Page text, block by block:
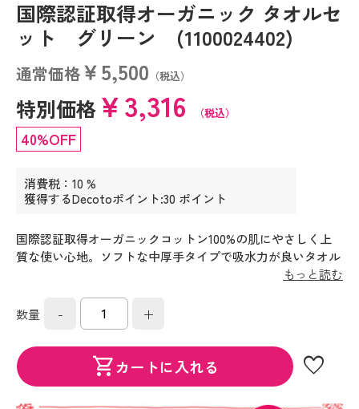
国際認証取得オーガニック タオルセ
ット グリーン (1100024402)
通常価格￥5,500 （税込）
特別価格￥3,316 （税込）
40%OFF
消費税：10 %
獲得するDecotoポイント:30 ポイント
国際認証取得オーガニックコットン100%の肌にやさしく上
質な使い心地。ソフトな中厚手タイプで吸水力が良いタオル
です。国際的な認証を多数取得している海外の工場で生産し
んでいます。
もっと読む
数量 - +
shopping_cartカートに入れる favorite